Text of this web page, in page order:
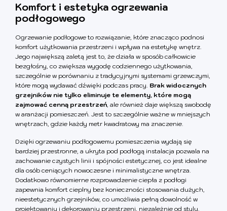
Komfort i estetyka ogrzewania
podłogowego
Ogrzewanie podłogowe to rozwiązanie, które znacząco podnosi
komfort użytkowania przestrzeni i wpływa na estetykę wnętrz.
Jego największą zaletą jest to, że działa w sposób całkowicie
bezgłośny, co zwiększa wygodę codziennego użytkowania,
szczególnie w porównaniu z tradycyjnymi systemami grzewczymi,
które mogą wydawać dźwięki podczas pracy. Brak widocznych
grzejników nie tylko eliminuje te elementy, które mogą
zajmować cenną przestrzeń , ale również daje większą swobodę
w aranżacji pomieszczeń. Jest to szczególnie ważne w mniejszych
wnętrzach, gdzie każdy metr kwadratowy ma znaczenie.
Dzięki ogrzewaniu podłogowemu pomieszczenia wydają się
bardziej przestronne, a ukryta pod podłogą instalacja pozwala na
zachowanie czystych linii i spójności estetycznej, co jest idealne
dla osób ceniących nowoczesne i minimalistyczne wnętrza.
Dodatkowo równomierne rozprowadzenie ciepła z podłogi
zapewnia komfort cieplny bez konieczności stosowania dużych,
nieestetycznych grzejników, co umożliwia pełną dowolność w
projektowaniu i dekorowaniu przestrzeni, niezależnie od stylu.